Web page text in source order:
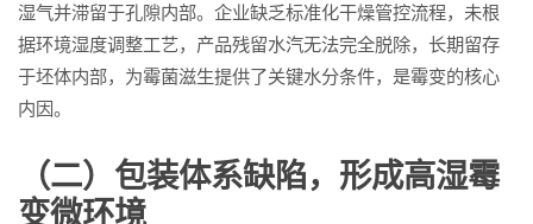
湿气并滞留于孔隙内部。企业缺乏标准化干燥管控流程，未根
据环境湿度调整工艺，产品残留水汽无法完全脱除，长期留存
于坯体内部，为霉菌滋生提供了关键水分条件，是霉变的核心
内因。
（二）包装体系缺陷，形成高湿霉
变微环境